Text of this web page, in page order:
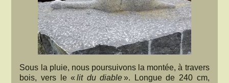
Sous la pluie, nous poursuivons la montée, à travers
bois, vers le «lit du diable». Longue de 240 cm,